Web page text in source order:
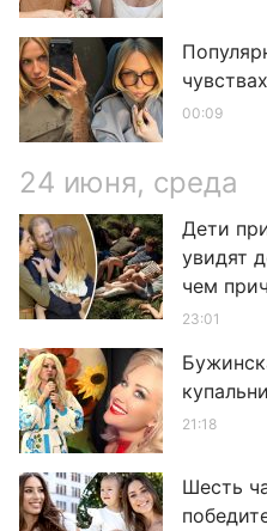
00:09
24 июня, среда
Дети
увидят
чем
23:01
21:18
Шесть